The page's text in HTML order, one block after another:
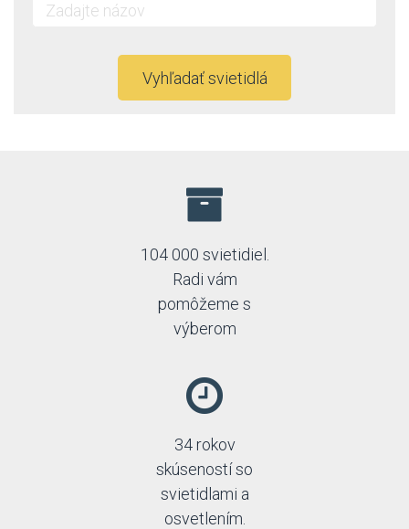
Vyhľadať svietidlá
104 000 svietidiel.
Radi vám
pomôžeme s
výberom
34 rokov
skúseností so
svietidlami a
osvetlením.